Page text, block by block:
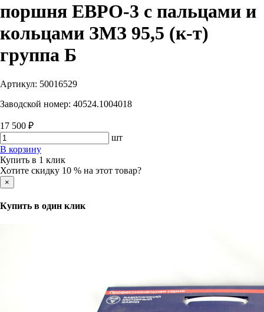
поршня ЕВРО-3 с пальцами и
кольцами ЗМЗ 95,5 (к-т)
группа Б
Артикул: 50016529
Заводской номер: 40524.1004018
17 500 ₽
шт
В корзину
Купить в 1 клик
Хотите скидку 10 % на этот товар?
×
Купить в один клик